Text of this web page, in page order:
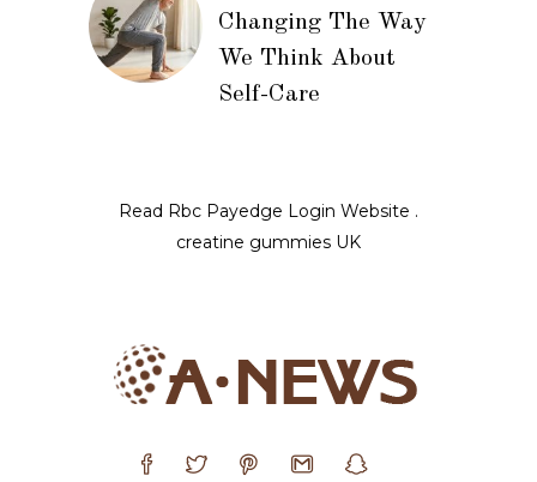
Changing The Way
We Think About
Self-Care
Read Rbc Payedge Login Website .
creatine gummies UK